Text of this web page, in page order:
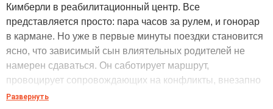
Кимберли в реабилитационный центр. Все
представляется просто: пара часов за рулем, и гонорар
в кармане. Но уже в первые минуты поездки становится
ясно, что зависимый сын влиятельных родителей не
намерен сдаваться. Он саботирует маршрут,
провоцирует сопровождающих на конфликты, внезапно
исчезает, а потом находится в самом неподходящем
Развернуть